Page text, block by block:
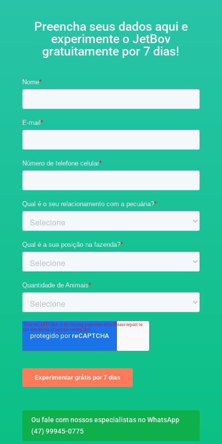
Preencha seus dados aqui e
experimente o JetBov
gratuitamente por 7 dias!
Ou fale com nossos especialistas no WhatsApp
(47) 99945-0775